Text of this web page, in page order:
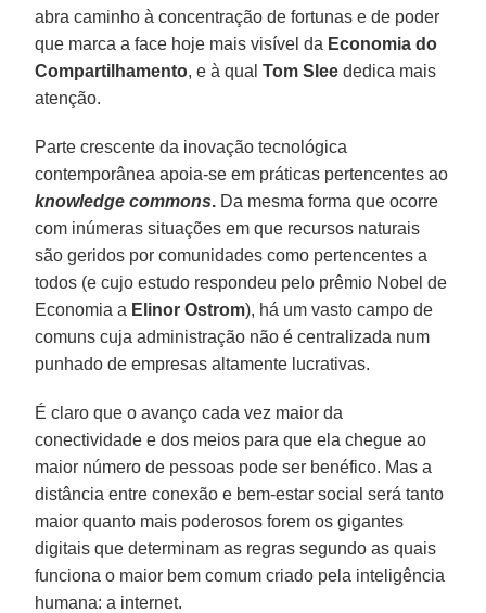
abra caminho à concentração de fortunas e de poder
que marca a face hoje mais visível da Economia do
Compartilhamento, e à qualTom Slee dedica mais
atenção.
Parte crescente da inovação tecnológica
contemporânea apoia-se em práticas pertencentes ao
knowledge commons. Da mesma forma que ocorre
com inúmeras situações em que recursos naturais
são geridos por comunidades como pertencentes a
todos (e cujo estudo respondeu pelo prêmio Nobel de
Economia a Elinor Ostrom), há um vasto campo de
comuns cuja administração não é centralizada num
punhado de empresas altamente lucrativas.
É claro que o avanço cada vez maior da
conectividade e dos meios para que ela chegue ao
maior número de pessoas pode ser benéfico. Mas a
distância entre conexão e bem-estar social será tanto
maior quanto mais poderosos forem os gigantes
digitais que determinam as regras segundo as quais
funciona o maior bem comum criado pela inteligência
humana: a internet.